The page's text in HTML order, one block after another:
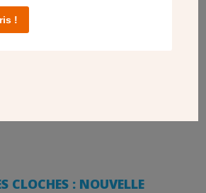
immersive, «Éternelle Notre-
venez admirer la maquette au 1/20e
CLOCHES : NOUVELLE
!